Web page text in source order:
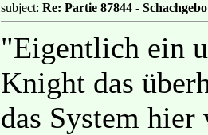
subject: Re: Partie 87844 -
"Eigentlich ein
Knight das
das System hier